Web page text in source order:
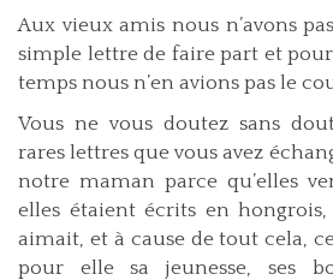
Aux vieux amis nous n’avons
simple lettre de faire part et
temps nous n’en avions pas le
Vous ne vous doutez sans
rares lettres que vous avez
notre maman parce qu’elles
elles étaient écrits en
aimait, et à cause de tout cela,
pour elle sa jeunesse, ses